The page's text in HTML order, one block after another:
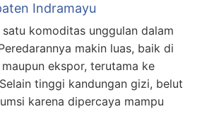
Indramayu
komoditas unggulan dalam
makin luas, baik di
ekspor, terutama ke
tinggi kandungan gizi, belut
karena dipercaya mampu